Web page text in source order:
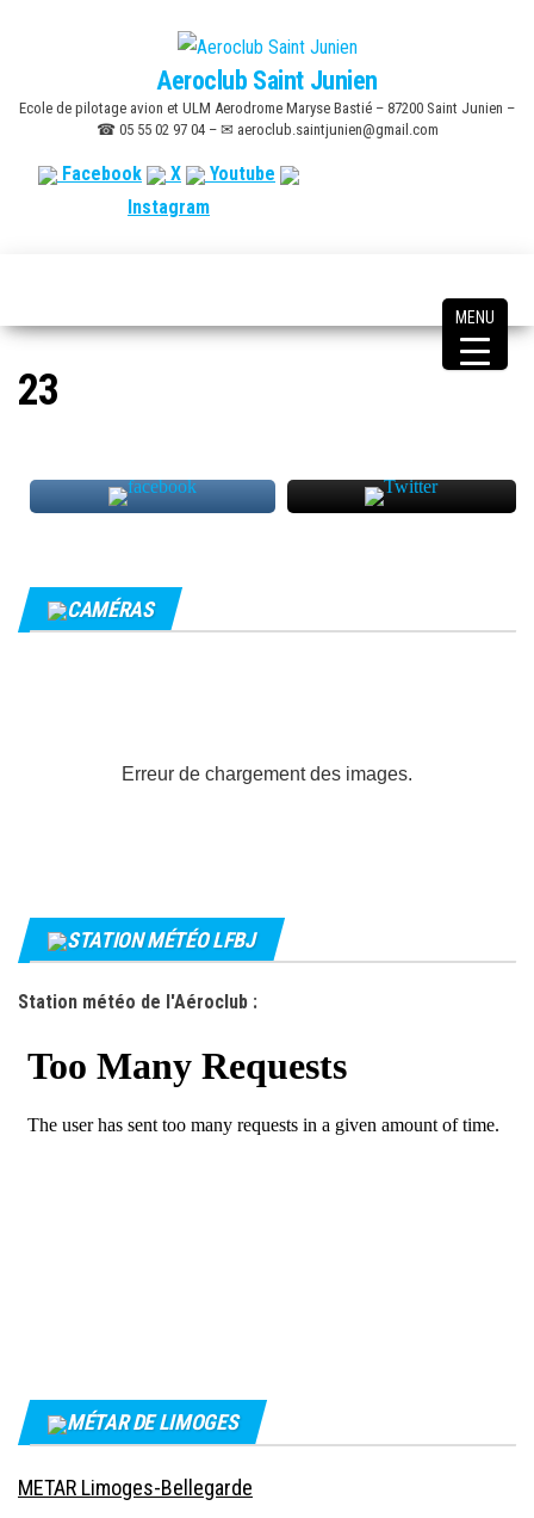
content
Aeroclub Saint Junien
Ecole de pilotage avion et ULM Aerodrome Maryse Bastié – 87200 Saint Junien –
☎ 05 55 02 97 04 – ✉ aeroclub.saintjunien@gmail.com
Facebook X
Youtube
Instagram
23
CAMÉRAS
Erreur de chargement des images.
STATION MÉTÉO LFBJ
Station météo de l'Aéroclub :
MÉTAR DE LIMOGES
METAR Limoges-Bellegarde
MENU